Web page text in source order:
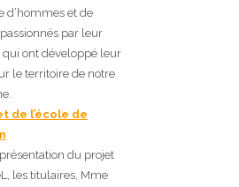
d’hommes et de
par leur
qui ont développé leur
le territoire de notre
de l’école de
du projet
les titulaires, Mme